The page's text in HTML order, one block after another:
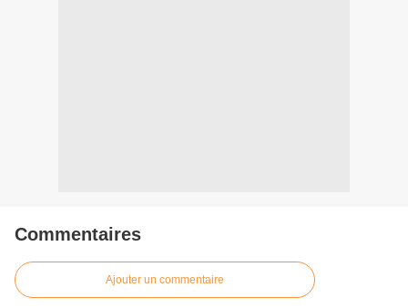
Commentaires
Ajouter un commentaire